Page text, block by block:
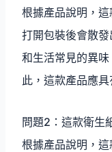
根據產品說明，
打開包裝後會散
和生活常見的異
此，這款產品應
問題2：這款衛生
根據產品說明，